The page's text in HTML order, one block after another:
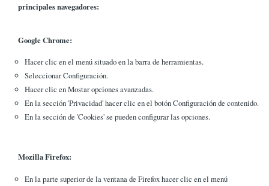
principales navegadores:
Google Chrome:
Hacer clic en el menú situado en la barra de herramientas.
Seleccionar Configuración.
Hacer clic en Mostar opciones avanzadas.
En la sección 'Privacidad' hacer clic en el botón Configuración de contenido.
En la sección de 'Cookies' se pueden configurar las opciones.
Mozilla Firefox:
En la parte superior de la ventana de Firefox hacer clic en el menú